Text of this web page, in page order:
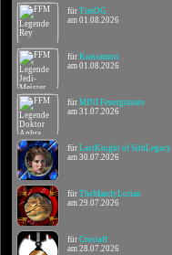
für TimOG
am 01.08.2026
für Krassamori
am 01.08.2026
für MINI Feuergranate
am 31.07.2026
für LastKnight of SithLegacy
am 30.07.2026
für TheMandyLorian
am 29.07.2026
für Crostaff
am 28.07.2026